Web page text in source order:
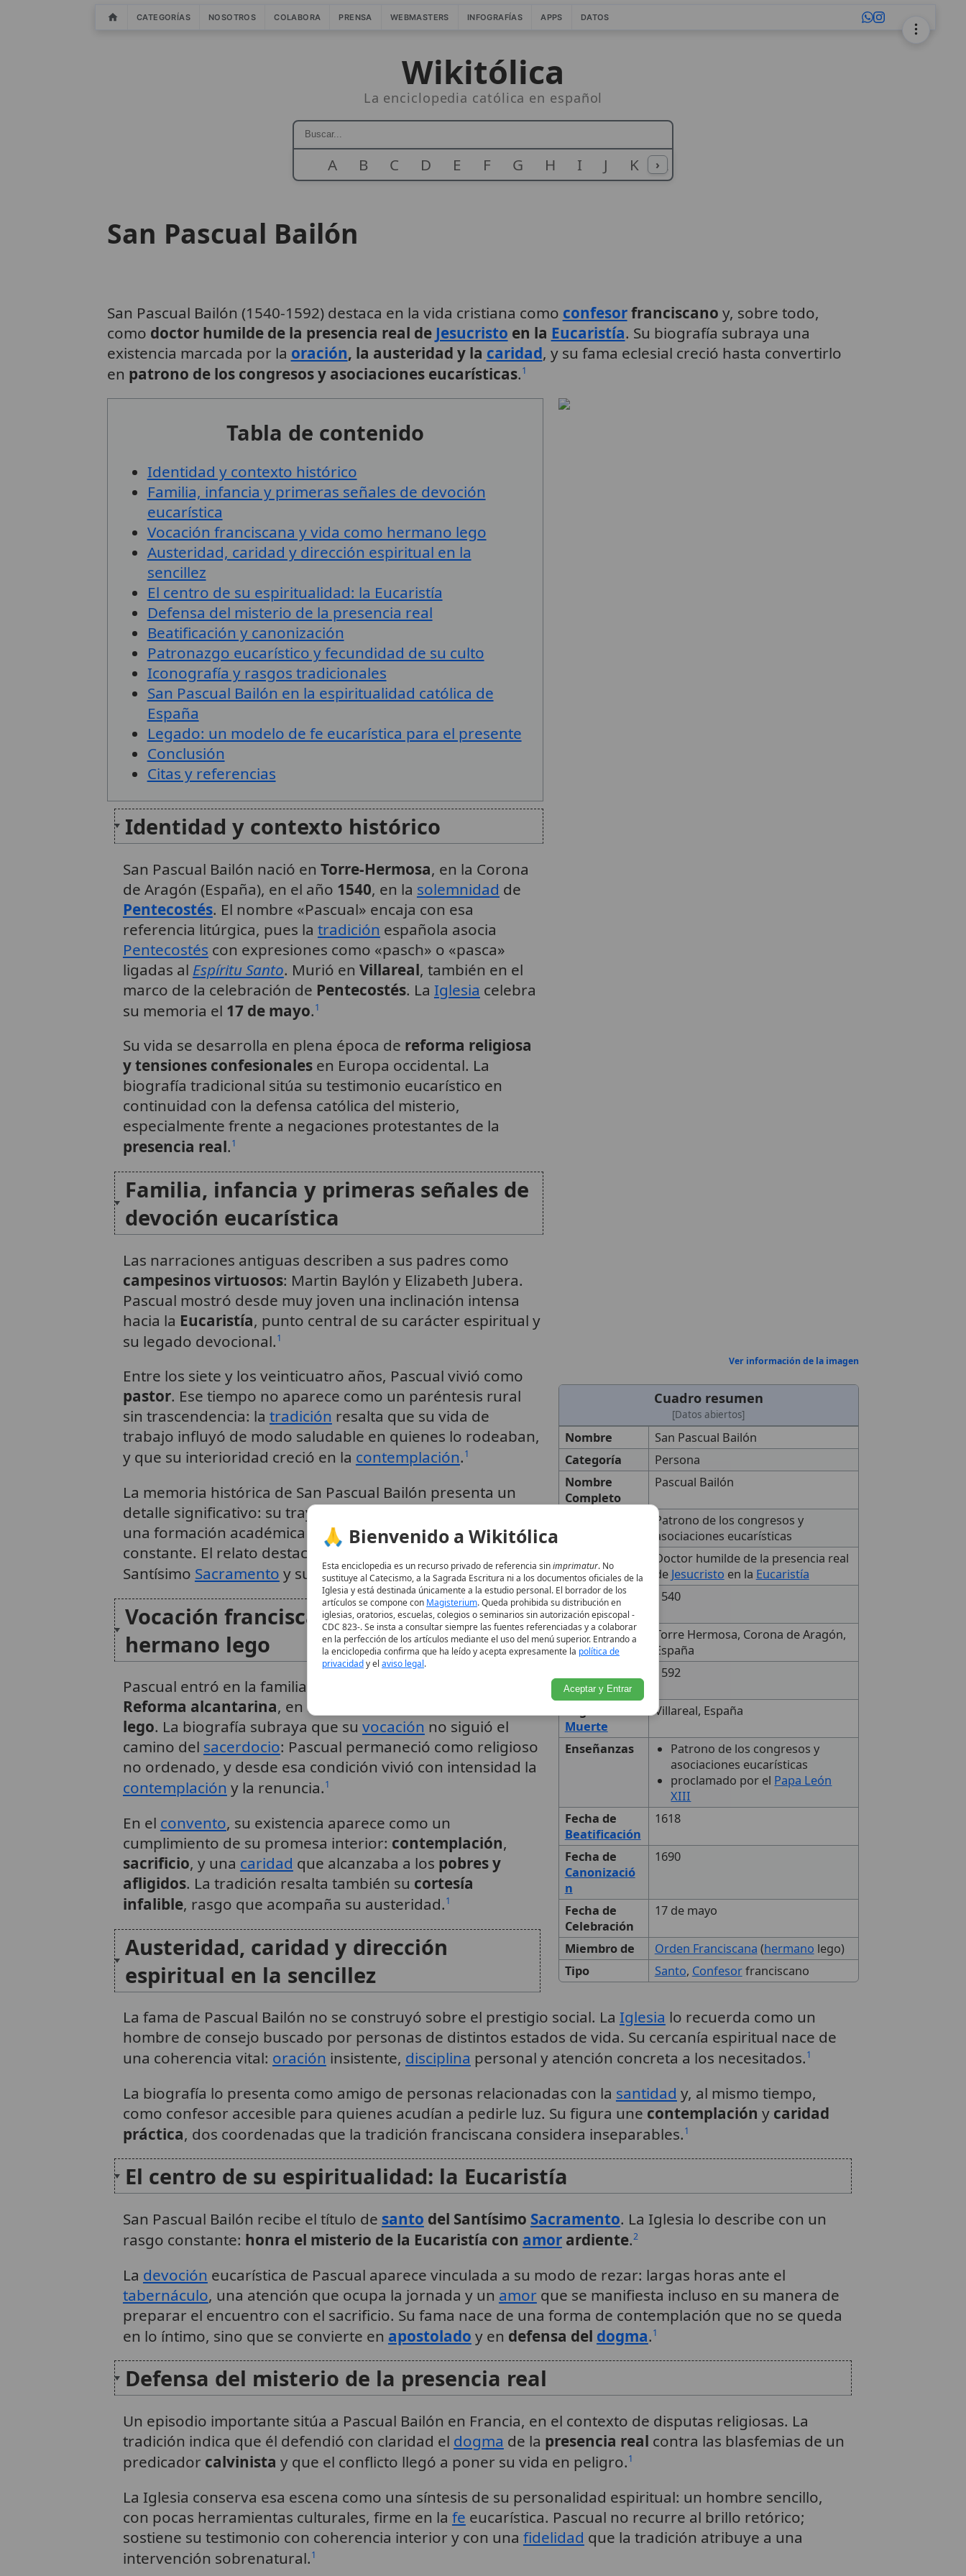
CATEGORÍAS NOSOTROS COLABORA PRENSA WEBMASTERS INFOGRAFÍAS APPS DATOS
Wikitólica
La enciclopedia católica en español
A B C D E F G H I J K L
›
San Pascual Bailón
San Pascual Bailón (1540-1592) destaca en la vida cristiana como confesorfranciscano y, sobre todo,
como doctor humilde de la presencia real de Jesucristo en la Eucaristía. Su biografía subraya una
existencia marcada por la oración, la austeridad y la caridad, y su fama eclesial creció hasta convertirlo
en patrono de los congresos y asociaciones eucarísticas.1
Ver información de la imagen
Cuadro resumen
[Datos abiertos]
Nombre
San Pascual Bailón
Categoría
Persona
Nombre
Completo
Pascual Bailón
Patrono de los congresos y
asociaciones eucarísticas
Doctor humilde de la presencia real
de Jesucristo en la Eucaristía
Fecha de
Nacimiento
1540
Lugar de
Nacimiento
Torre Hermosa, Corona de Aragón,
España
Muerte
1592
Muerte
Villareal, España
Enseñanzas
Patrono de los congresos y
asociaciones eucarísticas
proclamado por el Papa León
XIII
Fecha de
Beatificación
1618
Fecha de
Canonizació
n
1690
Fecha de
Celebración
17 de mayo
Miembro de Orden Franciscana (hermano lego)
Tipo
Santo, Confesorfranciscano
Tabla de contenido
Identidad y contexto histórico
Familia, infancia y primeras señales de devoción
eucarística
Vocación franciscana y vida como hermano lego
Austeridad, caridad y dirección espiritual en la
sencillez
El centro de su espiritualidad: la Eucaristía
Defensa del misterio de la presencia real
Beatificación y canonización
Patronazgo eucarístico y fecundidad de su culto
Iconografía y rasgos tradicionales
San Pascual Bailón en la espiritualidad católica de
España
Legado: un modelo de fe eucarística para el presente
Conclusión
Citas y referencias
Identidad y contexto histórico
San Pascual Bailón nació en Torre-Hermosa, en la Corona
de Aragón (España), en el año 1540, en la solemnidad de
Pentecostés. El nombre «Pascual» encaja con esa
referencia litúrgica, pues la tradición española asocia
Pentecostés con expresiones como «pasch» o «pasca»
ligadas al Espíritu Santo. Murió en Villareal, también en el
marco de la celebración de Pentecostés. La Iglesia celebra
su memoria el 17 de mayo.1
Su vida se desarrolla en plena época de reforma religiosa
y tensiones confesionalesen Europa occidental. La
biografía tradicional sitúa su testimonio eucarístico en
continuidad con la defensa católica del misterio,
especialmente frente a negaciones protestantes de la
presencia real.1
Familia, infancia y primeras señales de
devoción eucarística
Las narraciones antiguas describen a sus padres como
campesinos virtuosos: Martin Baylón y Elizabeth Jubera.
Pascual mostró desde muy joven una inclinación intensa
hacia la Eucaristía, punto central de su carácter espiritual y
su legado devocional.1
Entre los siete y los veinticuatro años, Pascual vivió como
pastor. Ese tiempo no aparece como un paréntesis rural
sin trascendencia: la tradición resalta que su vida de
trabajo influyó de modo saludable en quienes lo rodeaban,
y que su interioridad creció en la contemplación.1
La memoria histórica de San Pascual Bailón presenta un
detalle significativo: su trayectoria espiritual no nació de
una formación académica brillante, sino de unafidelidad
constante. El relato destaca sudevoción
Santísimo Sacramento y su vida dehumildadydisciplina.1
Vocación franciscana y vida como
hermano lego
Pascual entró en la familia franciscana dentro de la
Reforma alcantarina, en la que profesó como
lego. La biografía subraya que su vocación no siguió el
camino del sacerdocio: Pascual permaneció como religioso
no ordenado, y desde esa condición vivió con intensidad la
contemplación y la renuncia.1
En el convento, su existencia aparece como un
cumplimiento de su promesa interior: contemplación,
sacrificio, y una caridad que alcanzaba a los pobres y
afligidos. La tradición resalta también su cortesía
infalible, rasgo que acompaña su austeridad.1
Austeridad, caridad y dirección
espiritual en la sencillez
La fama de Pascual Bailón no se construyó sobre el prestigio social. La Iglesia lo recuerda como un
hombre de consejo buscado por personas de distintos estados de vida. Su cercanía espiritual nace de
una coherencia vital: oración insistente, disciplina personal y atención concreta a los necesitados.1
La biografía lo presenta como amigo de personas relacionadas con la santidad y, al mismo tiempo,
como confesor accesible para quienes acudían a pedirle luz. Su figura une contemplación y caridad
práctica, dos coordenadas que la tradición franciscana considera inseparables.1
El centro de su espiritualidad: la Eucaristía
San Pascual Bailón recibe el título de santo del Santísimo Sacramento. La Iglesia lo describe con un
rasgo constante: honra el misterio de la Eucaristía con amorardiente.2
La devoción eucarística de Pascual aparece vinculada a su modo de rezar: largas horas ante el
tabernáculo, una atención que ocupa la jornada y un amorque se manifiesta incluso en su manera de
preparar el encuentro con el sacrificio. Su fama nace de una forma de contemplación que no se queda
en lo íntimo, sino que se convierte en apostolado y en defensa del dogma.1
Defensa del misterio de la presencia real
Un episodio importante sitúa a Pascual Bailón en Francia, en el contexto de disputas religiosas. La
tradición indica que él defendió con claridad el dogma de la presencia real contra las blasfemias de un
predicador calvinista y que el conflicto llegó a poner su vida en peligro.1
La Iglesia conserva esa escena como una síntesis de su personalidad espiritual: un hombre sencillo,
con pocas herramientas culturales, firme en la fe eucarística. Pascual no recurre al brillo retórico;
sostiene su testimonio con coherencia interior y con una fidelidad que la tradición atribuye a una
intervención sobrenatural.1
🙏 Bienvenido a Wikitólica
Esta enciclopedia es un recurso privado de referencia sinimprimatur. No
sustituye al Catecismo, a la Sagrada Escritura ni a los documentos oficiales de la
Iglesia y está destinada únicamente a la estudio personal. El borrador de los
artículos se compone con Magisterium. Queda prohibida su distribución en
iglesias, oratorios, escuelas, colegios o seminarios sin autorización episcopal -
CDC 823-. Se insta a consultar siempre las fuentes referenciadas y a colaborar
en la perfección de los artículos mediante el uso del menú superior. Entrando a
la enciclopedia confirma que ha leído y acepta expresamente la política de
privacidady el aviso legal.
Aceptar y Entrar